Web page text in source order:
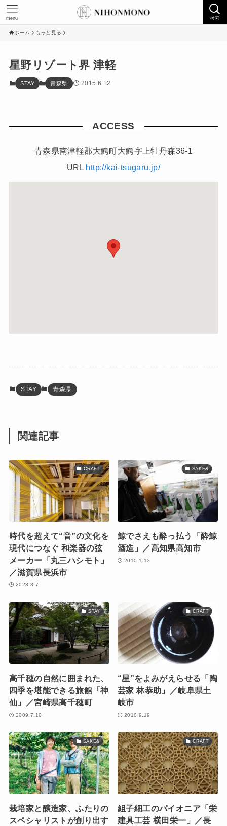
検索
menu
ホーム もっと見る
星野リゾート界 津軽
STAY 青森県 2015.6.12
ACCESS
青森県南津軽郡大鰐町大鰐字上牡丹森36-1
URL http://kai-tsugaru.jp/
STAY 青森県
関連記事
CRAFT
時代を超えて“音”の文化を
現代につなぐ 和楽器の弦
メーカー「丸三ハシモト」
／滋賀県長浜市
2023.8.7
SAKE&
鯨でさえも酔っ払う「酔鯨
酒造」／高知県高知市
2010.1.13
STAY
高千穂の自然に囲まれた、
四季を堪能できる旅館「神
仙」／宮崎県高千穂町
2009.7.10
CRAFT
“星”をよみがえらせる「陶
芸家 林恭助」／岐阜県土
岐市
2010.9.19
SAKE&
栽培家と醸造家、ふたりの
スペシャリストが創り出す
CRAFT
組子細工のパイオニア「栄
建具工芸 横田栄一」／長